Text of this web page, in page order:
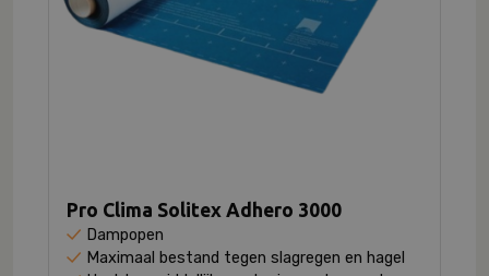
Pro Clima Solitex Adhero 3000
Dampopen
Maximaal bestand tegen slagregen en hagel